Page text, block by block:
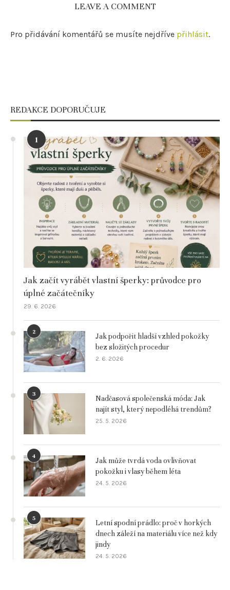
LEAVE A COMMENT
Pro přidávání komentářů se musíte nejdříve přihlásit.
REDAKCE DOPORUČUJE
1
Jak začít vyrábět vlastní šperky: průvodce pro
úplné začátečníky
29. 6. 2026
2
Jak podpořit hladší vzhled pokožky
bez složitých procedur
2. 6. 2026
3
Nadčasová společenská móda: Jak
najít styl, který nepodléhá trendům?
25. 5. 2026
4
Jak může tvrdá voda ovlivňovat
pokožku i vlasy během léta
24. 5. 2026
5
Letní spodní prádlo: proč v horkých
dnech záleží na materiálu více než kdy
jindy
24. 5. 2026